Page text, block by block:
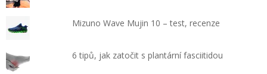
Mizuno Wave Mujin 10 – test, recenze
6 tipů, jak zatočit s plantární fasciitidou